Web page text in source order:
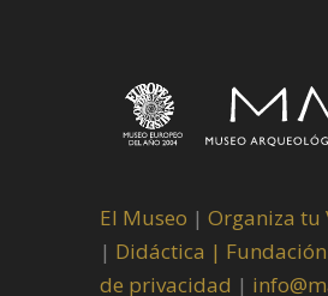
El Museo | Organiza tu
| Didáctica |
de privacidad |